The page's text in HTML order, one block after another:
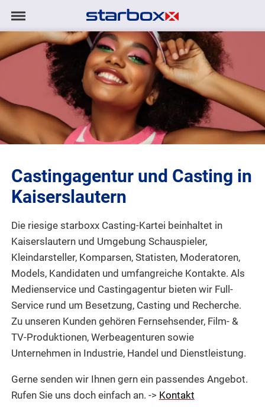
Navigation
anzeigen/ausblenden
Navigation
AGENTUR
MODELS
TALENTE
PROJEKTE
LOGIN
Castingagentur und Casting in
Kaiserslautern
Die riesige starboxx Casting-Kartei beinhaltet in
Kaiserslautern und Umgebung Schauspieler,
Kleindarsteller, Komparsen, Statisten, Moderatoren,
Models, Kandidaten und umfangreiche Kontakte. Als
Medienservice und Castingagentur bieten wir Full-
Service rund um Besetzung, Casting und Recherche.
Zu unseren Kunden gehören Fernsehsender, Film- &
TV-Produktionen, Werbeagenturen sowie
Unternehmen in Industrie, Handel und Dienstleistung.
Gerne senden wir Ihnen gern ein passendes Angebot.
Rufen Sie uns doch einfach an. -> Kontakt